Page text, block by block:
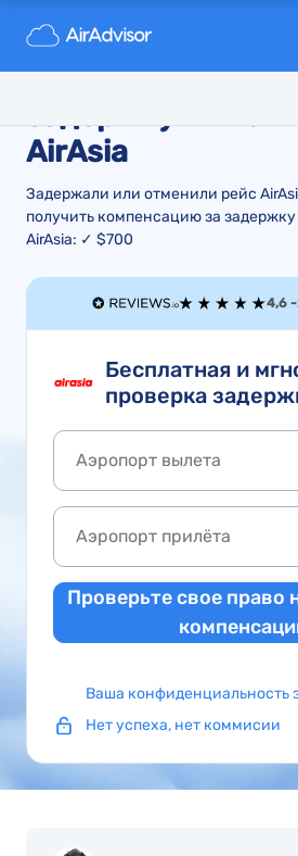
Компенсация и
стоимости
задержку или
AirAsia
Задержали или отменили рейс
получить компенсацию за
AirAsia: ✓ $700
4,6 -
Бесплатная и
проверка
Проверьте свое право
Ваша конфиденциальность
Нет успеха, нет коммисии